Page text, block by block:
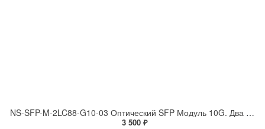
NS-SFP-M-2LC88-G10-03 Оптический SFP Модуль 10G. Два волокна Multi Mode. Скорость: 10 Гбит/c.
3 500 ₽